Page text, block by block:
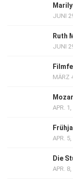
JUNI
Ruth
JUNI
MÄRZ
APR.
APR.
Die
APR.